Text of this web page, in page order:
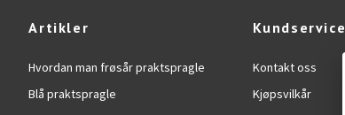
Artikler
Hvordan man frøsår praktspragle
Blå praktspragle
Kundservice
Kontakt oss
Kjøpsvilkår